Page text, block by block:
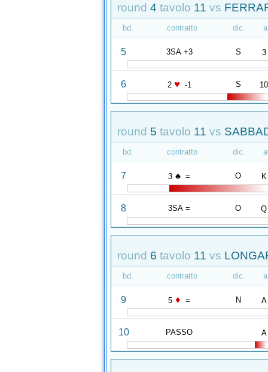
round 4 tavolo 11 vs
bd. contratto dic.
5 3SA +3 S 3
6 2 ♥ -1 S 10
round 5 tavolo 11 vs
bd. contratto dic.
7 3 ♠ = O K
8 3SA = O Q
round 6 tavolo 11 vs
bd. contratto dic.
9 5 ♦ = N A
10 PASSO A